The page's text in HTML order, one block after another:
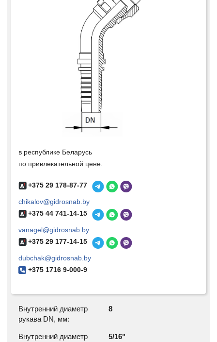
в республике Беларусь
по привлекательной цене.
+375 29 178-87-77
chikalov@gidrosnab.by
+375 44 741-14-15
vanagel@gidrosnab.by
+375 29 177-14-15
dubchak@gidrosnab.by
+375 1716 9-000-9
Внутренний диаметр
рукава DN, мм:
8
Внутренний диаметр
5/16"